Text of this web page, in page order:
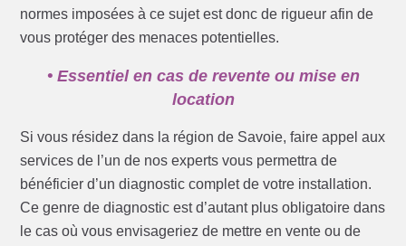
normes imposées à ce sujet est donc de rigueur afin de
vous protéger des menaces potentielles.
• Essentiel en cas de revente ou mise en
location
Si vous résidez dans la région de Savoie, faire appel aux
services de l’un de nos experts vous permettra de
bénéficier d’un diagnostic complet de votre installation.
Ce genre de diagnostic est d’autant plus obligatoire dans
le cas où vous envisageriez de mettre en vente ou de